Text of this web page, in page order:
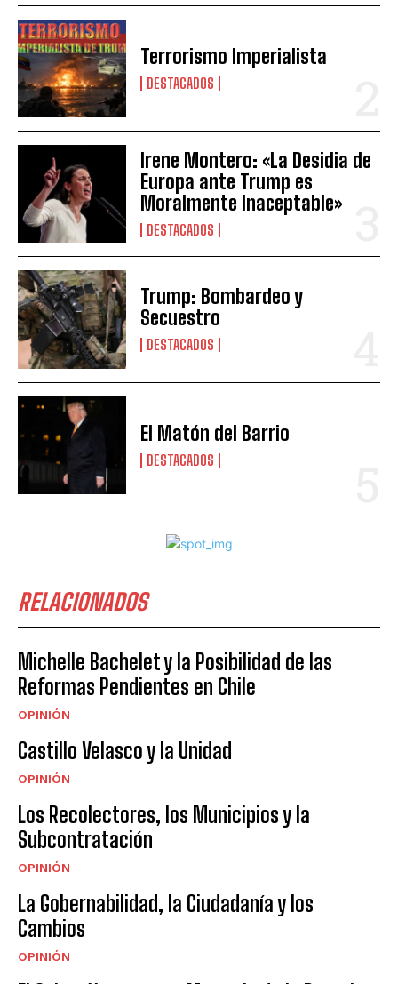
Terrorismo Imperialista
DESTACADOS
Irene Montero: «La Desidia de
Europa ante Trump es
Moralmente Inaceptable»
DESTACADOS
Trump: Bombardeo y
Secuestro
DESTACADOS
El Matón del Barrio
DESTACADOS
RELACIONADOS
Michelle Bachelet y la Posibilidad de las
Reformas Pendientes en Chile
OPINIÓN
Castillo Velasco y la Unidad
OPINIÓN
Los Recolectores, los Municipios y la
Subcontratación
OPINIÓN
La Gobernabilidad, la Ciudadanía y los
Cambios
OPINIÓN